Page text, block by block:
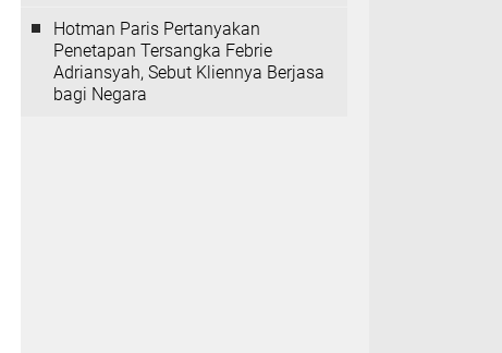
Hotman Paris Pertanyakan
Penetapan Tersangka Febrie
Adriansyah, Sebut Kliennya Berjasa
bagi Negara